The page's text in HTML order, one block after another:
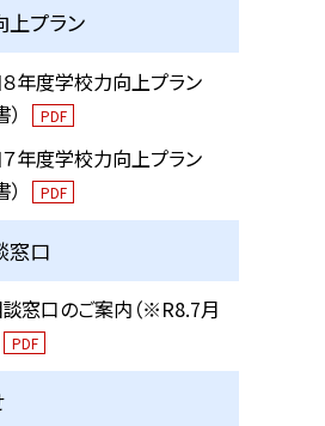
上プラン
年度学校力向上プラン
PDF
年度学校力向上プラン
PDF
窓口
窓口のご案内（※R8.7月
PDF